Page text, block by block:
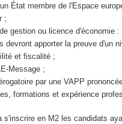
État membre de l'Espace
;
de gestion ou licence d'économie
devront apporter la preuve d'un
et fiscalité ;
Message ;
par une VAPP
formations et expérience
s'inscrire en M2 les candidats